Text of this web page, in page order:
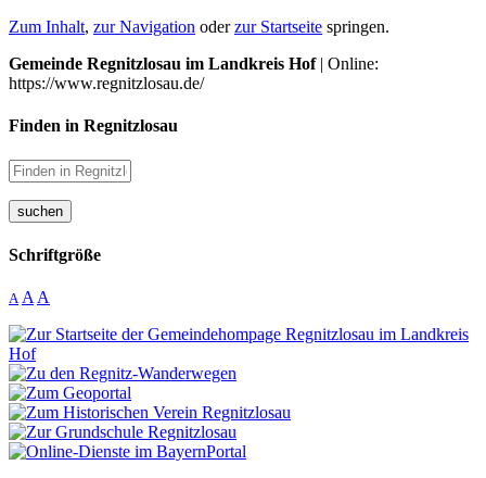
Zum Inhalt, zur Navigation oderzur Startseite springen.
Gemeinde Regnitzlosau im Landkreis Hof| Online:
https://www.regnitzlosau.de/
Finden in Regnitzlosau
suchen
Schriftgröße
A A A